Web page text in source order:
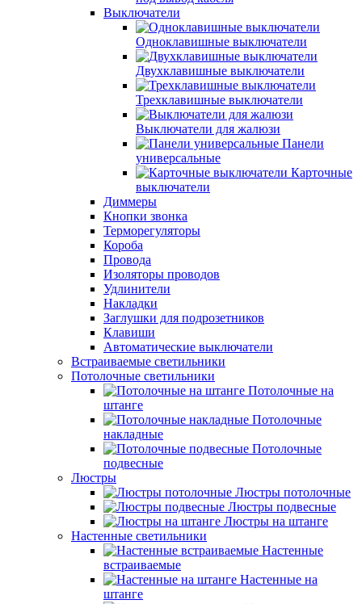
Выключатели
Одноклавишные выключатели
Двухклавишные выключатели
Трехклавишные выключатели
Выключатели для жалюзи
Панели
универсальные
Карточные
выключатели
Диммеры
Кнопки звонка
Терморегуляторы
Короба
Провода
Изоляторы проводов
Удлинители
Накладки
Заглушки для подрозетников
Клавиши
Автоматические выключатели
Встраиваемые светильники
Потолочные светильники
Потолочные на
штанге
Потолочные
накладные
Потолочные
подвесные
Люстры
Люстры потолочные
Люстры подвесные
Люстры на штанге
Настенные светильники
Настенные
встраиваемые
Настенные на
штанге